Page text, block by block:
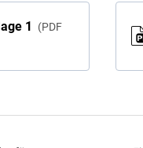
1
PDF